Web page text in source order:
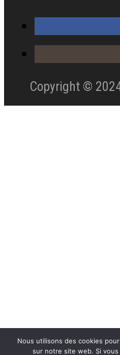
Copyright ©
Nous utilisons des cookies
sur notre site web. Si